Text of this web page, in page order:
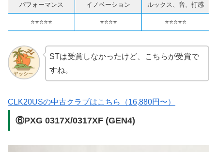
パフォーマンス イノベーション ルックス、音、打感
⭐️⭐️⭐️⭐️⭐️ ⭐️⭐️⭐️⭐️ ⭐️⭐️⭐️⭐️⭐️
STは受賞しなかったけど、こちらが受賞で
すね。
CLK20USの中古クラブはこちら（16,880円〜）
⑥PXG 0317X/0317XF (GEN4)